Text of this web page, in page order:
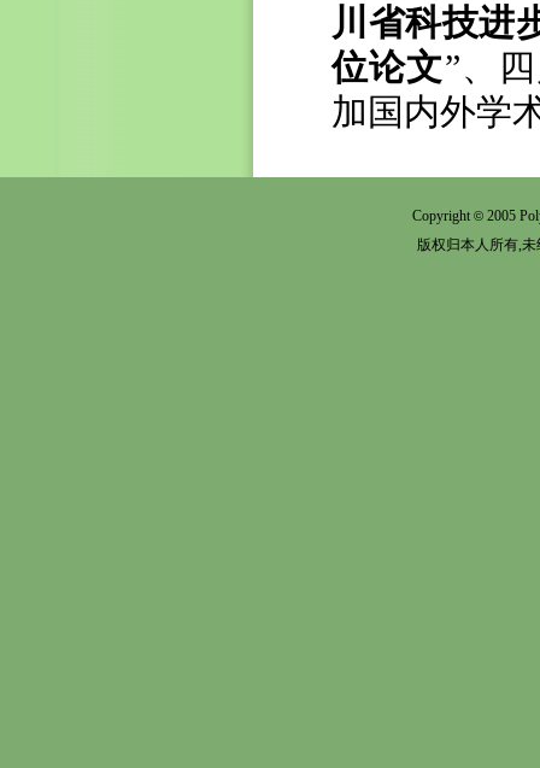
川省科技进
位论文”、
加国内外学
Copyright© 2005
版权归本人所有,